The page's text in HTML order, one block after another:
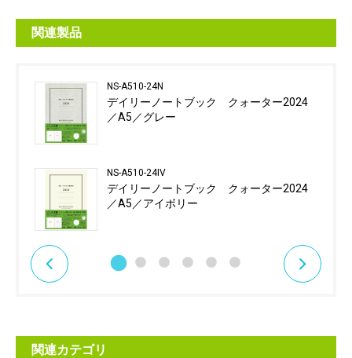
関連製品
NS-A510-24N
デイリーノートブック クォーター2024
／A5／グレー
NS-A510-24IV
デイリーノートブック クォーター2024
／A5／アイボリー
関連カテゴリ